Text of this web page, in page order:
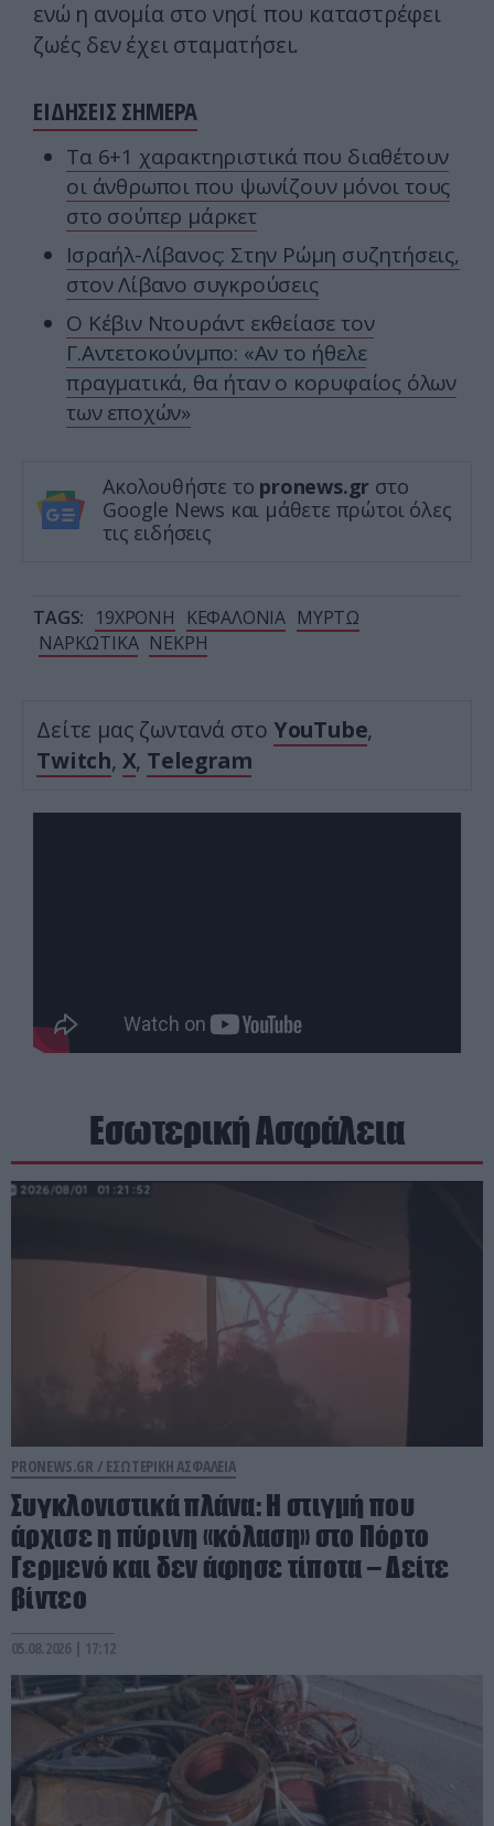
ενώ η ανομία στο νησί που καταστρέφει
ζωές δεν έχει σταματήσει.
ΕΙΔΗΣΕΙΣ ΣΗΜΕΡΑ
Τα 6+1 χαρακτηριστικά που διαθέτουν
οι άνθρωποι που ψωνίζουν μόνοι τους
στο σούπερ μάρκετ
Ισραήλ-Λίβανος: Στην Ρώμη συζητήσεις,
στον Λίβανο συγκρούσεις
Ο Κέβιν Ντουράντ εκθείασε τον
Γ.Αντετοκούνμπο: «Αν το ήθελε
πραγματικά, θα ήταν ο κορυφαίος όλων
των εποχών»
Ακολουθήστε το pronews.gr στο
Google News και μάθετε πρώτοι όλες
τις ειδήσεις
TAGS: 19ΧΡΟΝΗ ΚΕΦΑΛΟΝΙΑ ΜΥΡΤΩ
ΝΑΡΚΩΤΙΚΑ ΝΕΚΡΗ
Δείτε μας ζωντανά στο YouTube,
Twitch, X, Telegram
Εσωτερική Ασφάλεια
PRONEWS.GR / ΕΣΩΤΕΡΙΚΗ ΑΣΦΑΛΕΙΑ
Συγκλονιστικά πλάνα: Η στιγμή που
άρχισε η πύρινη «κόλαση» στο Πόρτο
Γερμενό και δεν άφησε τίποτα – Δείτε
βίντεο
05.08.2026 | 17:12